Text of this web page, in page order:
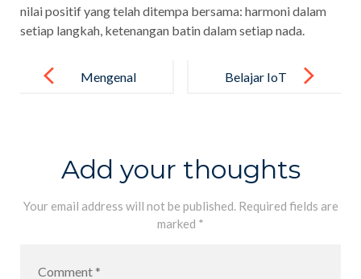
nilai positif yang telah ditempa bersama: harmoni dalam
setiap langkah, ketenangan batin dalam setiap nada.
navigation
Mengenal
Outing Class
ke PLTU 1
Belajar IoT
Praktis
dengan
Add your thoughts
Your email address will not be published. Required fields are
marked *